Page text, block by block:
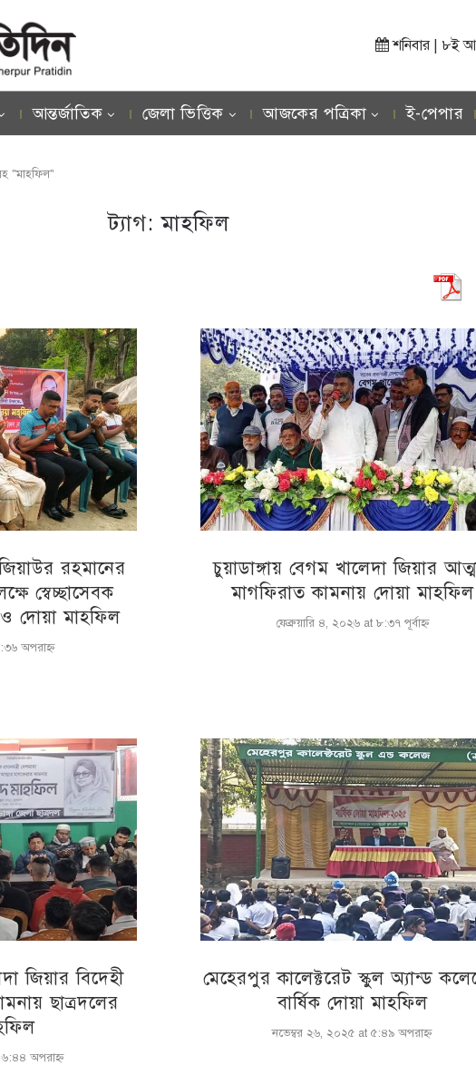
শনিবার | ৮ই
আন্তর্জাতিক জেলা ভিত্তিক আজকের পত্রিকা ই-পেপার
"মাহফিল"
ট্যাগ:মাহফিল
রহমানের
স্বেচ্ছাসেবক
দোয়া মাহফিল
অপরাহ্ণ
চুয়াডাঙ্গায় বেগম খালেদা জিয়ার
মাগফিরাত কামনায় দোয়া মাহফিল
ফেব্রুয়ারি ৪, ২০২৬ at ৮:৩৭ পূর্বাহ্ণ
জিয়ার বিদেহী
ছাত্রদলের
অপরাহ্ণ
মেহেরপুর কালেক্টরেট স্কুল অ্যান্ড
বার্ষিক দোয়া মাহফিল
নভেম্বর ২৬, ২০২৫ at ৫:৪৯ অপরাহ্ণ